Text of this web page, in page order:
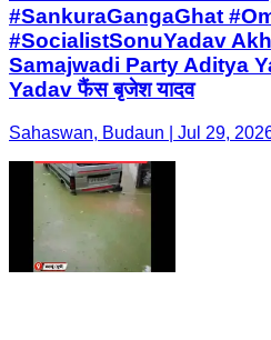
#SankuraGangaGhat
#SocialistSonuYadav
Samajwadi Party Aditya
Yadav फैंस बृजेश यादव
Sahaswan, Budaun | Jul 29,